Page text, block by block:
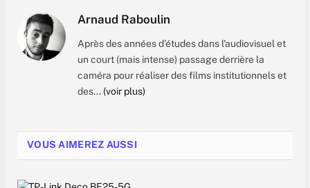
Arnaud Raboulin
Après des années d'études dans l'audiovisuel et
un court (mais intense) passage derrière la
caméra pour réaliser des films institutionnels et
des... (voir plus)
VOUS AIMEREZ AUSSI